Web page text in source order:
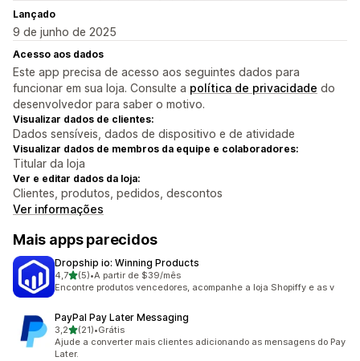
Lançado
9 de junho de 2025
Acesso aos dados
Este app precisa de acesso aos seguintes dados para
funcionar em sua loja. Consulte a política de privacidade do
desenvolvedor para saber o motivo.
Visualizar dados de clientes:
Dados sensíveis, dados de dispositivo e de atividade
Visualizar dados de membros da equipe e colaboradores:
Titular da loja
Ver e editar dados da loja:
Clientes, produtos, pedidos, descontos
Ver informações
Mais apps parecidos
Dropship io: Winning Products
4,7de 5 estrelas
(5)
5 avaliações ao todo
•A partir de $39/mês
Encontre produtos vencedores, acompanhe a loja Shopiffy e as v
PayPal Pay Later Messaging
3,2de 5 estrelas
(21)
21 avaliações ao todo
•Grátis
Ajude a converter mais clientes adicionando as mensagens do Pay
Later.